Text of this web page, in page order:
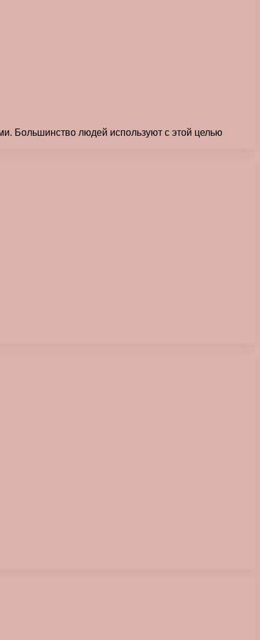
Большинство людей используют с этой целью